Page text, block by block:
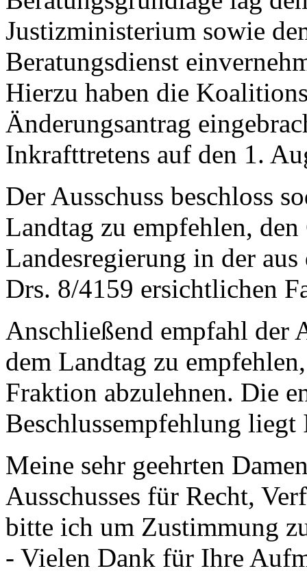
Justizministerium sowie
Beratungsdienst
Hierzu haben die
Änderungsantrag
Inkrafttretens auf den 1.
Der Ausschuss beschloss
Landtag zu empfehlen,
Landesregierung in der
Drs. 8/4159 ersichtlichen
Anschließend empfahl der
dem Landtag zu
Fraktion abzulehnen. Die
Beschlussempfehlung
Meine sehr geehrten
Ausschusses für Recht,
bitte ich um Zustimmung
- Vielen Dank für Ihre